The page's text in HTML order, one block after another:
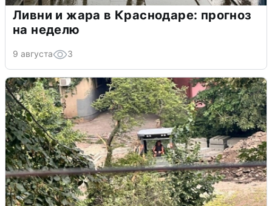
Ливни и жара в Краснодаре: прогноз
на неделю
9 августа 3